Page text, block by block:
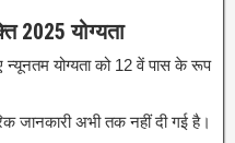
2025 योग्यता
न्यूनतम योग्यता को 12 वें पास के रूप
जानकारी अभी तक नहीं दी गई है।